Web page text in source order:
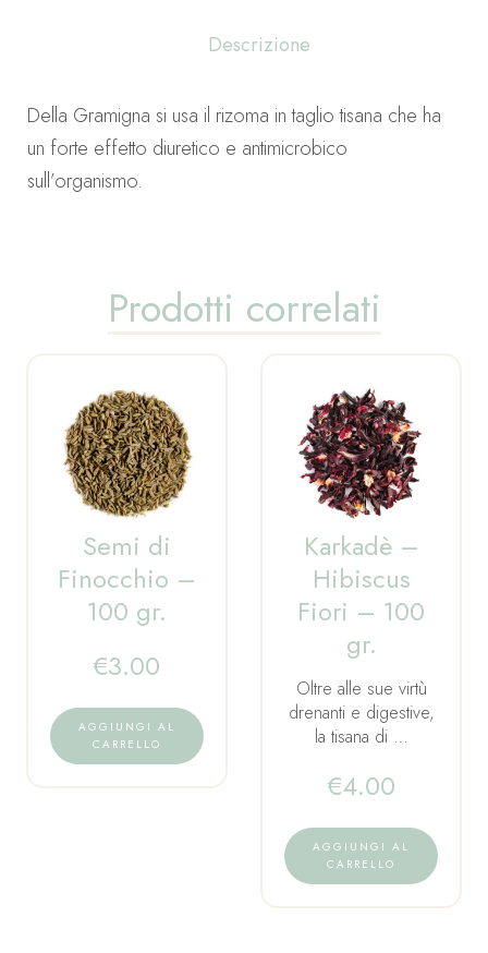
Descrizione
Della Gramigna si usa il rizoma in taglio tisana che ha
un forte effetto diuretico e antimicrobico
sull’organismo.
Prodotti correlati
Semi di
Finocchio –
100 gr.
€3.00
AGGIUNGI AL
CARRELLO
Karkadè –
Hibiscus
Fiori – 100
gr.
Oltre alle sue virtù
drenanti e digestive,
la tisana di …
€4.00
AGGIUNGI AL
CARRELLO